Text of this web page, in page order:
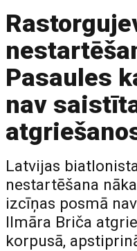
Pasaules
nav
Latvijas
nestartēšana
izcīņas posmā
Ilmāra Briča
korpusā,